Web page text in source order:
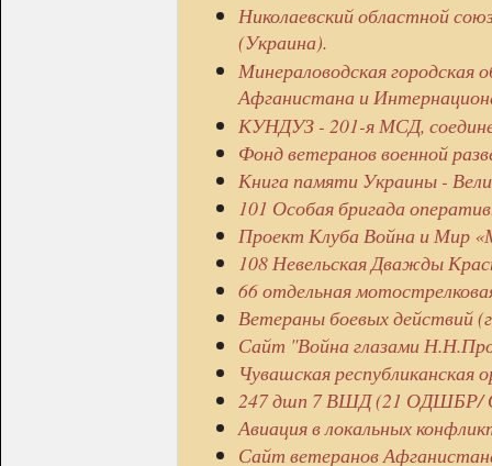
Николаевский областной
(Украина).
Минераловодская городская
Афганистана и
КУНДУЗ - 201-я МСД,
Фонд ветеранов военной
Книга памяти Украины -
101 Особая бригада
Проект Клуба Война и Мир
108 Невельская Дважды
66 отдельная
Ветераны боевых
Сайт "Война глазами
Чувашская
247 дшп 7 ВШД (21 ОДШБР/
Авиация в локальных
Сайт ветеранов